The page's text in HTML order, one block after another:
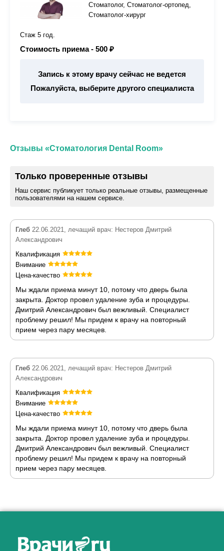
Стоматолог, Стоматолог-ортопед,
Стоматолог-хирург
Стаж 5 год.
Стоимость приема - 500 ₽
Запись к этому врачу сейчас не ведется
Пожалуйста, выберите другого специалиста
Отзывы «Стоматология Dental Room»
Только проверенные отзывы
Наш сервис публикует только реальные отзывы, размещенные
пользователями на нашем сервисе.
Глеб 22.06.2021, лечащий врач: Нестеров Дмитрий
Александрович
Квалификация
Внимание
Цена-качество
Мы ждали приема минут 10, потому что дверь была
закрыта. Доктор провел удаление зуба и процедуры.
Дмитрий Александрович был вежливый. Специалист
проблему решил! Мы придем к врачу на повторный
прием через пару месяцев.
Глеб 22.06.2021, лечащий врач: Нестеров Дмитрий
Александрович
Квалификация
Внимание
Цена-качество
Мы ждали приема минут 10, потому что дверь была
закрыта. Доктор провел удаление зуба и процедуры.
Дмитрий Александрович был вежливый. Специалист
проблему решил! Мы придем к врачу на повторный
прием через пару месяцев.